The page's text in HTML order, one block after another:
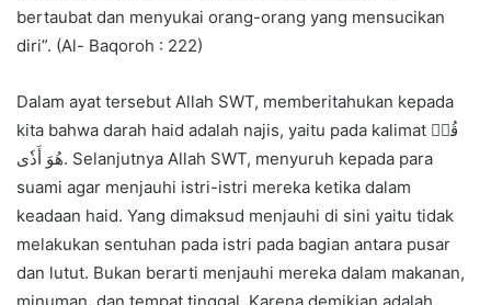
bertaubat dan menyukai orang-orang yang mensucikan
diri”. (Al- Baqoroh : 222)
Dalam ayat tersebut Allah SWT, memberitahukan kepada
kita bahwa darah haid adalah najis, yaitu pada kalimat قُلۡ
هُوَ أَذٗى. Selanjutnya Allah SWT, menyuruh kepada para
suami agar menjauhi istri-istri mereka ketika dalam
keadaan haid. Yang dimaksud menjauhi di sini yaitu tidak
melakukan sentuhan pada istri pada bagian antara pusar
dan lutut. Bukan berarti menjauhi mereka dalam makanan,